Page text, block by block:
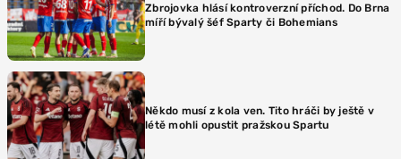
Zbrojovka hlásí kontroverzní příchod. Do Brna
míří bývalý šéf Sparty či Bohemians
Někdo musí z kola ven. Tito hráči by ještě v
létě mohli opustit pražskou Spartu